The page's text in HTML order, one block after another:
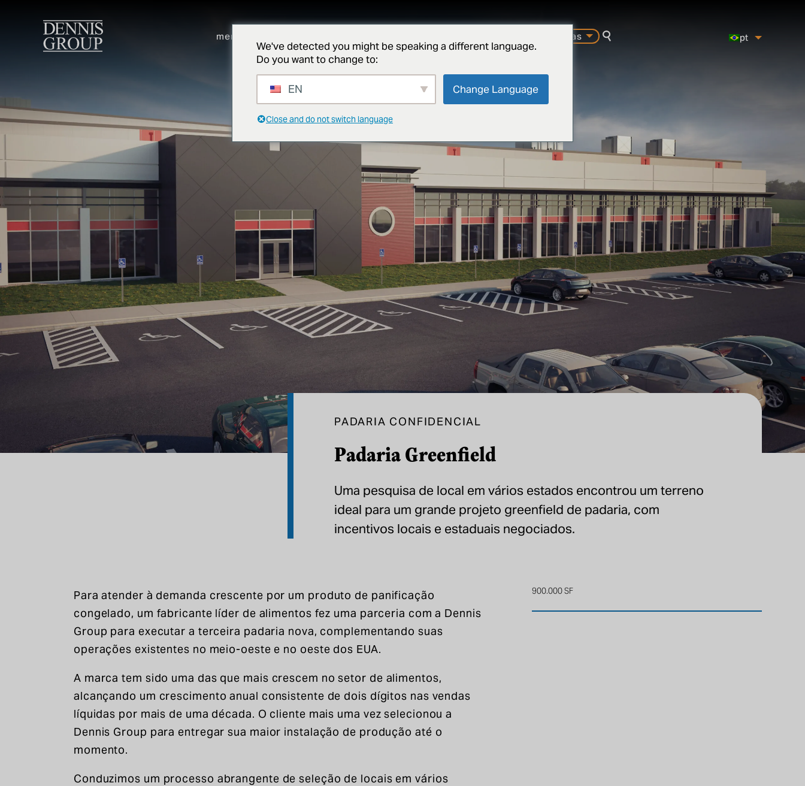
mercados
carreiras
pesquisa
pt
Padaria Greenfield
PADARIA CONFIDENCIAL
Uma pesquisa de local em vários estados encontrou um terreno
ideal para um grande projeto greenfield de padaria, com
incentivos locais e estaduais negociados.
Para atender à demanda crescente por um produto de panificação
congelado, um fabricante líder de alimentos fez uma parceria com a Dennis
Group para executar a terceira padaria nova, complementando suas
operações existentes no meio-oeste e no oeste dos EUA.
A marca tem sido uma das que mais crescem no setor de alimentos,
alcançando um crescimento anual consistente de dois dígitos nas vendas
líquidas por mais de uma década. O cliente mais uma vez selecionou a
Dennis Group para entregar sua maior instalação de produção até o
momento.
Conduzimos um processo abrangente de seleção de locais em vários
900.000 SF
We've detected you might be speaking a different language.
Do you want to change to:
EN Change Language
Close and do not switch language